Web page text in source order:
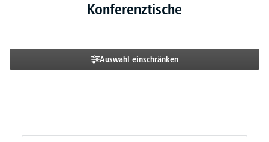
Konferenztische
Auswahl einschränken